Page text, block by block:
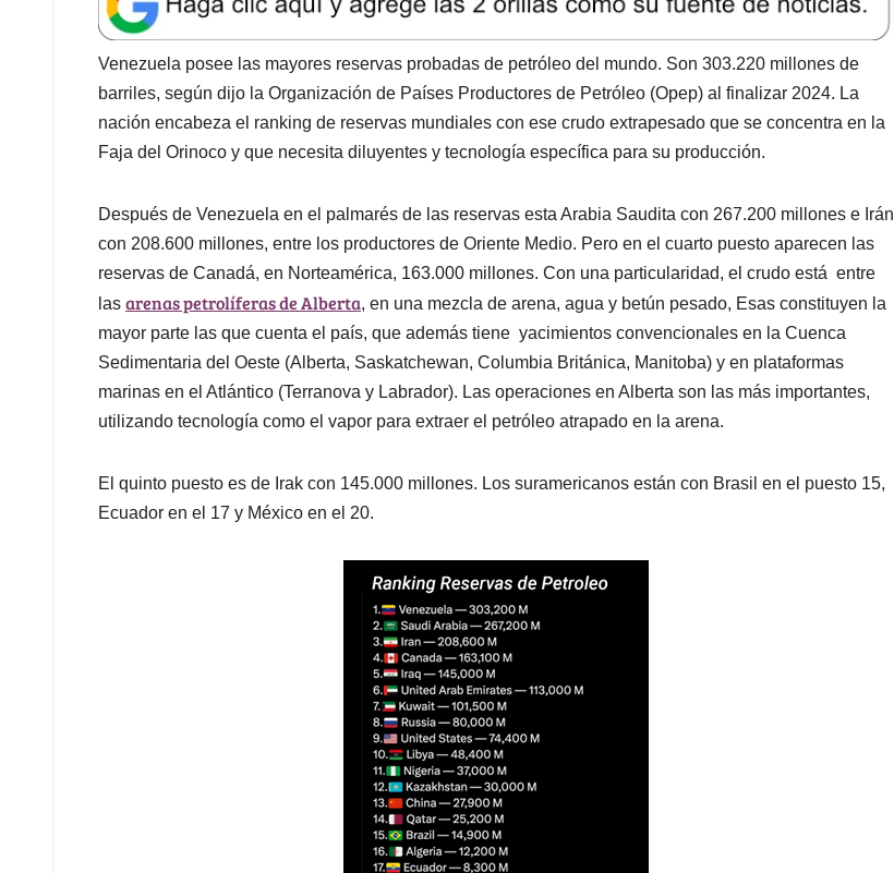
t
s
A
p
p
e
b
o
o
k
k
e
d
I
n
l
e
a
d
s
Venezuela posee las mayores reservas probadas de petróleo del mundo. Son 303.220 millones de
barriles, según dijo la Organización de Países Productores de Petróleo (Opep) al finalizar 2024. La
nación encabeza el ranking de reservas mundiales con ese crudo extrapesado que se concentra en la
Faja del Orinoco y que necesita diluyentes y tecnología específica para su producción.
Después de Venezuela en el palmarés de las reservas esta Arabia Saudita con 267.200 millones e Irán
con 208.600 millones, entre los productores de Oriente Medio. Pero en el cuarto puesto aparecen las
reservas de Canadá, en Norteamérica, 163.000 millones. Con una particularidad, el crudo está entre
las arenas petrolíferas de Alberta, en una mezcla de arena, agua y betún pesado, Esas constituyen la
mayor parte las que cuenta el país, que además tiene yacimientos convencionales en la Cuenca
Sedimentaria del Oeste (Alberta, Saskatchewan, Columbia Británica, Manitoba) y en plataformas
marinas en el Atlántico (Terranova y Labrador). Las operaciones en Alberta son las más importantes,
utilizando tecnología como el vapor para extraer el petróleo atrapado en la arena.
El quinto puesto es de Irak con 145.000 millones. Los suramericanos están con Brasil en el puesto 15,
Ecuador en el 17 y México en el 20.